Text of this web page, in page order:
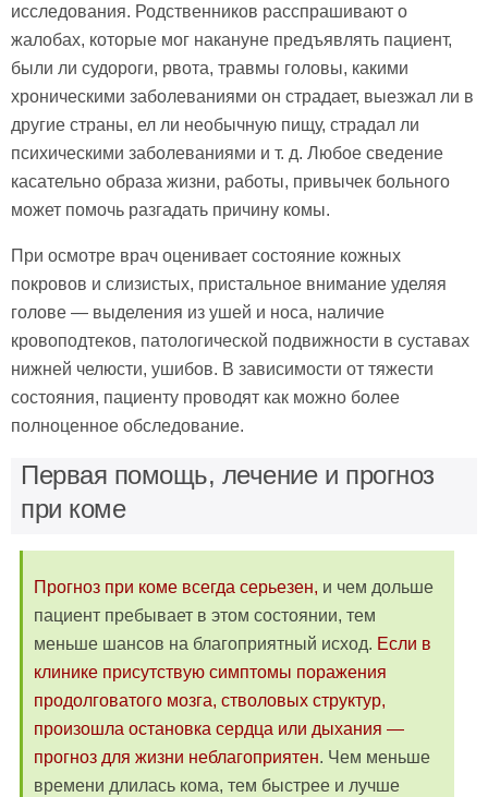
исследования. Родственников расспрашивают о
жалобах, которые мог накануне предъявлять пациент,
были ли судороги, рвота, травмы головы, какими
хроническими заболеваниями он страдает, выезжал ли в
другие страны, ел ли необычную пищу, страдал ли
психическими заболеваниями и т. д. Любое сведение
касательно образа жизни, работы, привычек больного
может помочь разгадать причину комы.
При осмотре врач оценивает состояние кожных
покровов и слизистых, пристальное внимание уделяя
голове — выделения из ушей и носа, наличие
кровоподтеков, патологической подвижности в суставах
нижней челюсти, ушибов. В зависимости от тяжести
состояния, пациенту проводят как можно более
полноценное обследование.
Первая помощь, лечение и прогноз
при коме
Прогноз при коме всегда серьезен, и чем дольше
пациент пребывает в этом состоянии, тем
меньше шансов на благоприятный исход. Если в
клинике присутствую симптомы поражения
продолговатого мозга, стволовых структур,
произошла остановка сердца или дыхания —
прогноз для жизни неблагоприятен. Чем меньше
времени длилась кома, тем быстрее и лучше